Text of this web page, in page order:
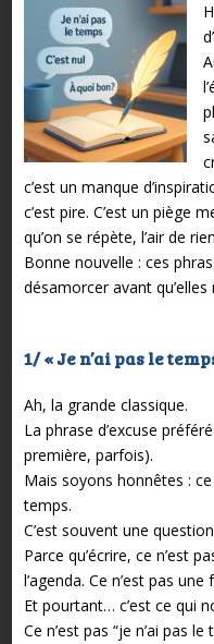
c’est un manque
c’est pire. C’est un piège
qu’on se répète, l’air de
Bonne nouvelle : ces
désamorcer avant
1/ « Je n’ai pas le
Ah, la grande classique.
La phrase d’excuse
première, parfois).
Mais soyons honnêtes : ce
temps.
C’est souvent une
Parce qu’écrire, ce n’est
l’agenda. Ce n’est pas
Et pourtant… c’est ce qui
Ce n’est pas “je n’ai pas le